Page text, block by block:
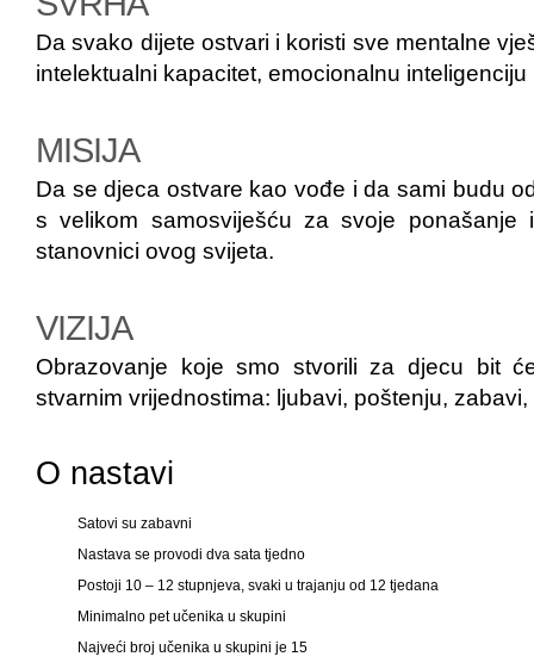
Da svako dijete ostvari i koristi sve mentalne
intelektualni kapacitet, emocionalnu
MISIJA
Da se djeca ostvare kao vođe i da sami budu
s velikom samosviješću za svoje ponašanje
stanovnici ovog svijeta.
VIZIJA
Obrazovanje koje smo stvorili za djecu bit
stvarnim vrijednostima: ljubavi, poštenju, zabavi,
O nastavi
Satovi su zabavni
Nastava se provodi dva sata tjedno
Postoji 10 – 12 stupnjeva, svaki u trajanju od 12 tjedana
Minimalno pet učenika u skupini
Najveći broj učenika u skupini je 15